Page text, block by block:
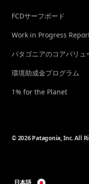
FCDサーフボード
Work in Progress
パタゴニアのコアバリュ
環境助成金プログラム
1% for the Planet
© 2026 Patagonia, Inc. All
日本語